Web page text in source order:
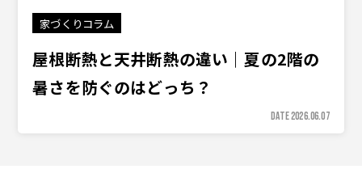
家づくりコラム
屋根断熱と天井断熱の違い｜夏の2階の
暑さを防ぐのはどっち？
DATE 2026.06.07